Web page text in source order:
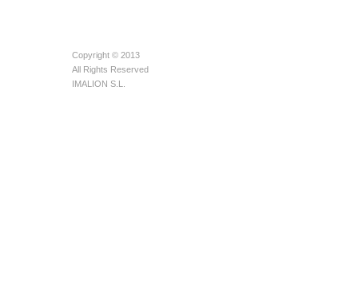
Copyright © 2013
All Rights Reserved
IMALION S.L.